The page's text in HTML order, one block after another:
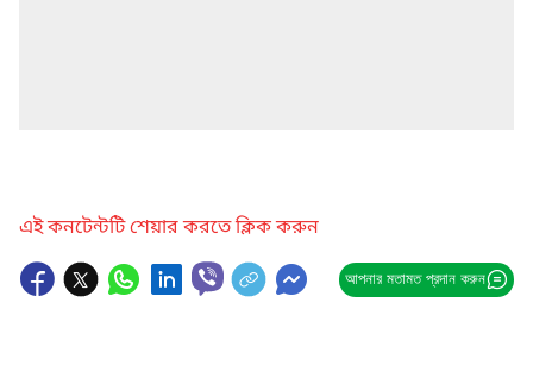
এই কনটেন্টটি শেয়ার করতে ক্লিক করুন
আপনার মতামত প্রদান করুন